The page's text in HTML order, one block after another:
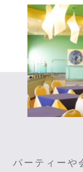
パーティーや